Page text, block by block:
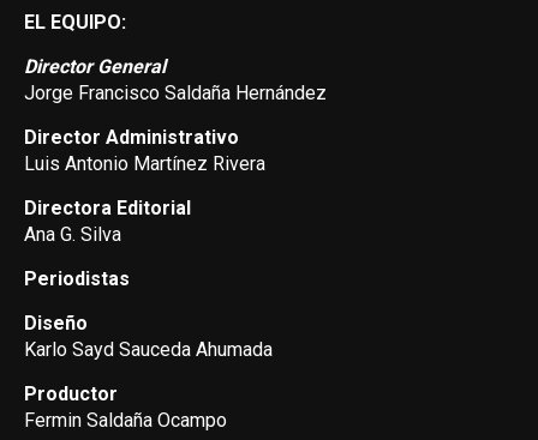
EL EQUIPO:
Director General
Jorge Francisco Saldaña Hernández
Director Administrativo
Luis Antonio Martínez Rivera
Directora Editorial
Ana G. Silva
Periodistas
Diseño
Karlo Sayd Sauceda Ahumada
Productor
Fermin Saldaña Ocampo